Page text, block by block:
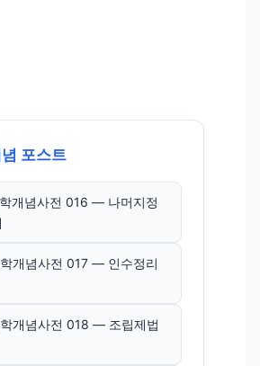
포스트
개념사전 016 — 나머지정
개념사전 017 — 인수정리
개념사전 018 — 조립제법